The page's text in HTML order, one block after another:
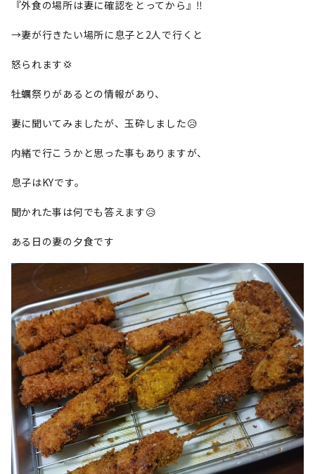
『外食の場所は妻に確認をとってから』‼️
→妻が行きたい場所に息子と2人で行くと
怒られます💢
牡蠣祭りがあるとの情報があり、
妻に聞いてみましたが、玉砕しました😥
内緒で行こうかと思った事もありますが、
息子はKYです。
聞かれた事は何でも答えます😥
ある日の妻の夕食です